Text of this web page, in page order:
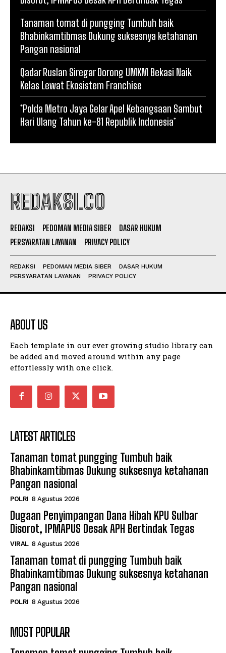
Tanaman tomat di pungging Tumbuh baik
Bhabinkamtibmas Dukung suksesnya ketahanan
Pangan nasional
Qadar Ruslan Siregar Dorong UMKM Bekasi Naik
Kelas Lewat Ekosistem Franchise
*Polda Metro Jaya Gelar Apel Kebangsaan Sambut
Hari Ulang Tahun ke-81 Republik Indonesia*
REDAKSI.CO
REDAKSI PEDOMAN MEDIA SIBER
DASAR HUKUM
PERSYARATAN LAYANAN
PRIVACY POLICY
REDAKSI PEDOMAN MEDIA SIBER
DASAR HUKUM
PERSYARATAN LAYANAN
PRIVACY POLICY
ABOUT US
Each template in our ever growing studio library can
be added and moved around within any page
effortlessly with one click.
LATEST ARTICLES
Tanaman tomat pungging Tumbuh baik
Bhabinkamtibmas Dukung suksesnya ketahanan
Pangan nasional
POLRI 8 Agustus 2026
Dugaan Penyimpangan Dana Hibah KPU Sulbar
Disorot, IPMAPUS Desak APH Bertindak Tegas
VIRAL 8 Agustus 2026
Tanaman tomat di pungging Tumbuh baik
Bhabinkamtibmas Dukung suksesnya ketahanan
Pangan nasional
POLRI 8 Agustus 2026
MOST POPULAR